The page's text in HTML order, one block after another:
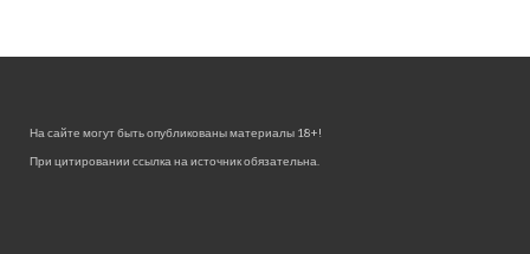
На сайте могут быть опубликованы материалы 18+!
При цитировании ссылка на источник обязательна.